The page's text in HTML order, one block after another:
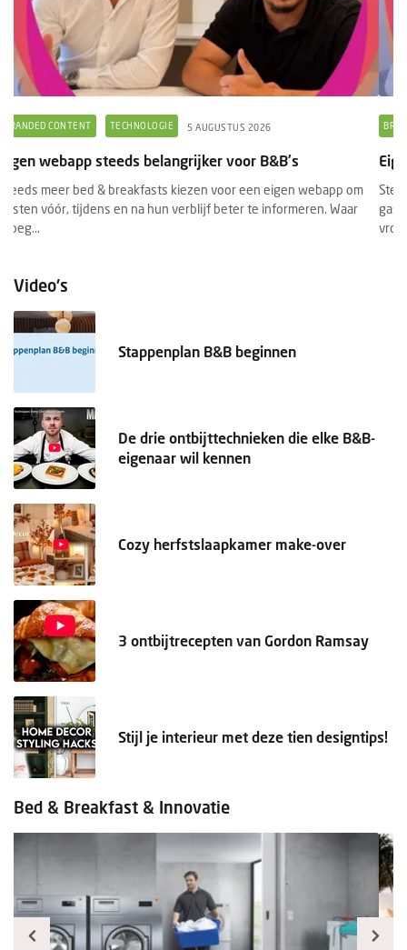
BRANDED CONTENT TECHNOLOGIE 5 AUGUSTUS 2026
Eigen webapp steeds belangrijker voor B&B's
Steeds meer bed & breakfasts kiezen voor een eigen webapp om
gasten vóór, tijdens en na hun verblijf beter te informeren. Waar
vroeg...
Video's
Stappenplan B&B beginnen
De drie ontbijttechnieken die elke B&B-
eigenaar wil kennen
Cozy herfstslaapkamer make-over
3 ontbijtrecepten van Gordon Ramsay
Stijl je interieur met deze tien designtips!
Bed & Breakfast & Innovatie